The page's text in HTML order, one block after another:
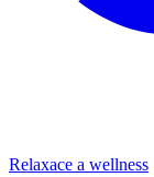
Relaxace a wellness